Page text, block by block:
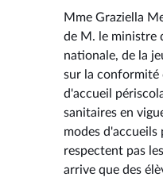
Mme Graziella
de M. le ministre
nationale, de la
sur la conformité
d'accueil
sanitaires en
modes d'accueils
respectent pas
arrive que des